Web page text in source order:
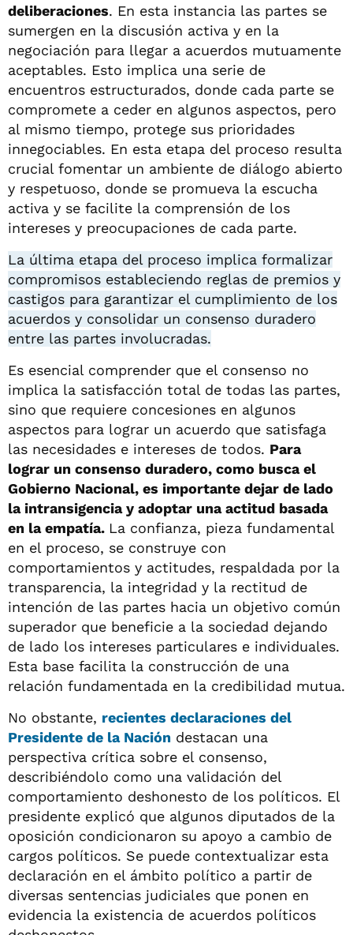
deliberaciones. En esta instancia las partes se
sumergen en la discusión activa y en la
negociación para llegar a acuerdos mutuamente
aceptables. Esto implica una serie de
encuentros estructurados, donde cada parte se
compromete a ceder en algunos aspectos, pero
al mismo tiempo, protege sus prioridades
innegociables. En esta etapa del proceso resulta
crucial fomentar un ambiente de diálogo abierto
y respetuoso, donde se promueva la escucha
activa y se facilite la comprensión de los
intereses y preocupaciones de cada parte.
La última etapa del proceso implica formalizar
compromisos estableciendo reglas de premios y
castigos para garantizar el cumplimiento de los
acuerdos y consolidar un consenso duradero
entre las partes involucradas.
Es esencial comprender que el consenso no
implica la satisfacción total de todas las partes,
sino que requiere concesiones en algunos
aspectos para lograr un acuerdo que satisfaga
las necesidades e intereses de todos. Para
lograr un consenso duradero, como busca el
Gobierno Nacional, es importante dejar de lado
la intransigencia y adoptar una actitud basada
en la empatía. La confianza, pieza fundamental
en el proceso, se construye con
comportamientos y actitudes, respaldada por la
transparencia, la integridad y la rectitud de
intención de las partes hacia un objetivo común
superador que beneficie a la sociedad dejando
de lado los intereses particulares e individuales.
Esta base facilita la construcción de una
relación fundamentada en la credibilidad mutua.
No obstante, recientes declaraciones del
Presidente de la Nación destacan una
perspectiva crítica sobre el consenso,
describiéndolo como una validación del
comportamiento deshonesto de los políticos. El
presidente explicó que algunos diputados de la
oposición condicionaron su apoyo a cambio de
cargos políticos. Se puede contextualizar esta
declaración en el ámbito político a partir de
diversas sentencias judiciales que ponen en
evidencia la existencia de acuerdos políticos